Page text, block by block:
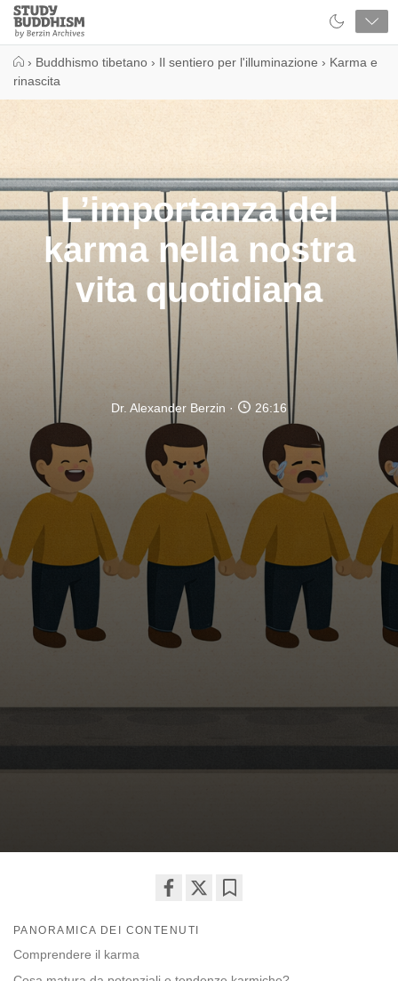
Close
Study
Buddhism
› Buddhismo tibetano › Il sentiero per l'illuminazione › Karma e
rinascita
L’importanza del
karma nella nostra
vita quotidiana
Dr. Alexander Berzin 26:16
on
PANORAMICA DEI CONTENUTI
Comprendere il karma